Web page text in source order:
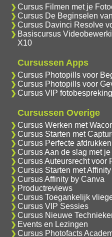
Cursus Filmen met je
Cursus De Beginselen
Cursus Davinci Resolve
Basiscursus
X10
Cursussen Apps
Cursus Photopills voor
Cursus Photopills voor
Cursus VIP
Cursussen Overige
Cursus Werken met
Cursus Starten met
Cursus Perfecte
Cursus Aan de slag met
Cursus Auteursrecht voor
Cursus Starten met
Cursus Affinity by Canva
Productreviews
Cursus Toegankelijk
Cursus VIP Sessies
Cursus Nieuwe
Events en Lezingen
Cursus Photofacts